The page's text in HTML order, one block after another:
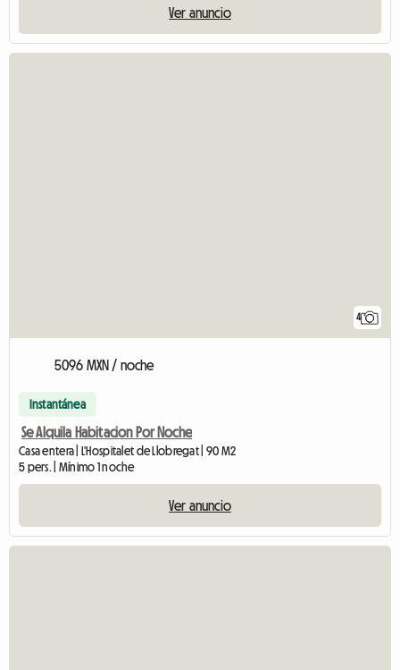
Ver anuncio
4
5096 MXN / noche
Instantánea
Se Alquila Habitacion Por Noche
Casa entera | L'Hospitalet de Llobregat | 90 M2
5 pers. | Mínimo 1 noche
Ver anuncio